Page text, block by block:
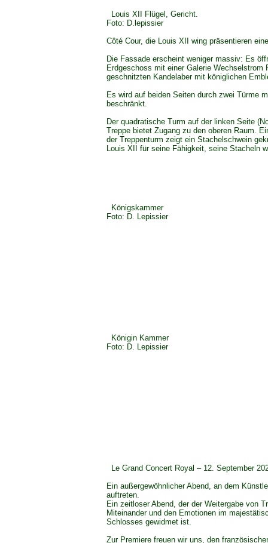
Louis XII Flügel, Gericht.
Foto: D.lepissier
Côté Cour, die Louis XII wing präsentieren
Die Fassade erscheint weniger massiv: Es
Erdgeschoss mit einer Galerie Wechselstrom
geschnitzten Kandelaber mit königlichen
Es wird auf beiden Seiten durch zwei Türme
beschränkt.
Der quadratische Turm auf der linken Seite
Treppe bietet Zugang zu den oberen Raum.
der Treppenturm zeigt ein Stachelschwein
Louis XII für seine Fähigkeit, seine Stacheln
Königskammer
Foto: D. Lepissier
Königin Kammer
Foto: D. Lepissier
Le Grand Concert Royal – 12. September
Ein außergewöhnlicher Abend, an dem
auftreten.
Ein zeitloser Abend, der der Weitergabe von
Miteinander und den Emotionen im
Schlosses gewidmet ist.
Zur Premiere freuen wir uns, den